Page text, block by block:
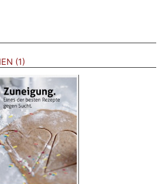
ODER ZULETZT ANGESEHENE
1 BROSCHÜREN